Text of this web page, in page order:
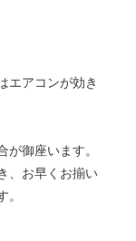
エアコンが効き
御座います。
、お早くお揃い